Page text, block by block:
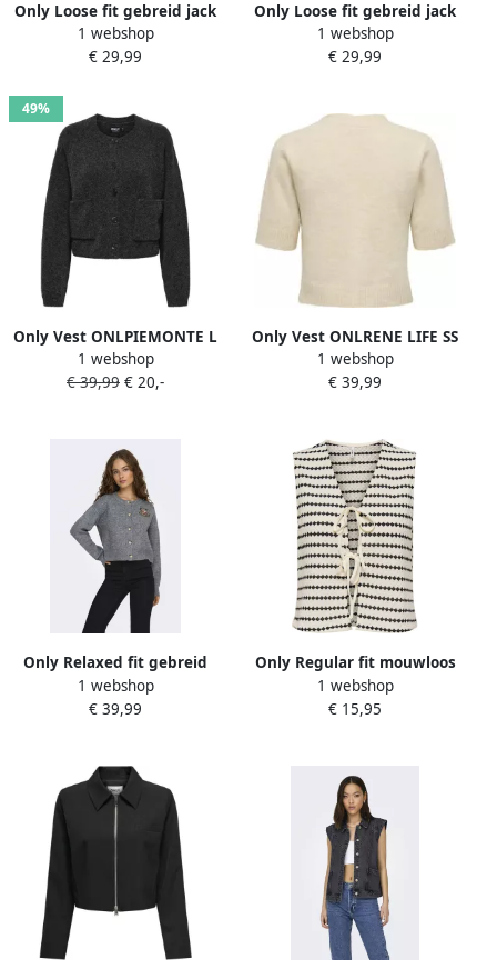
Only Loose fit gebreid jack
met knoopsluiting model
'SIMONI'
1 webshop
€ 29,99
Only Loose fit gebreid jack
met knoopsluiting model
'SIMONI'
1 webshop
€ 29,99
49%
Only Vest ONLPIEMONTE L
S CARDIGAN KNT NOOS
1 webshop
€ 39,99 € 20,-
Only Vest ONLRENE LIFE SS
BLING CARDIGAN CC KNT
1 webshop
€ 39,99
Only Relaxed fit gebreid
jack met motiefprint model
'TEDDY'
1 webshop
€ 39,99
Only Regular fit mouwloos
vest met katoen model
'EVA'
1 webshop
€ 15,95